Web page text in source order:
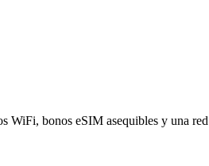
WiFi, bonos eSIM asequibles y una